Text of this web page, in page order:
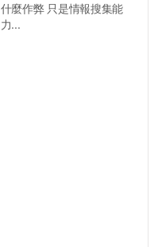
什麼作弊 只是情報搜集能
力...